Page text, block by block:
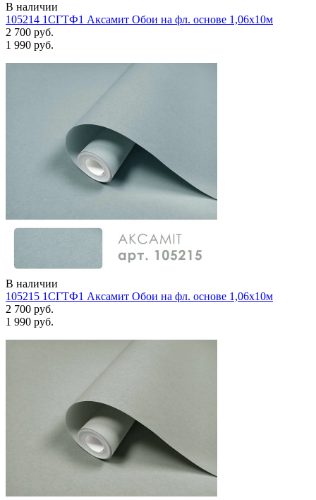
В наличии
105214 1СГТФ1 Аксамит Обои на фл. основе 1,06х10м
2 700 руб.
1 990 руб.
В наличии
105215 1СГТФ1 Аксамит Обои на фл. основе 1,06х10м
2 700 руб.
1 990 руб.